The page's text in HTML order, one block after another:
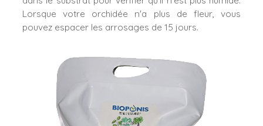
Lorsque votre orchidée n'a plus de fleur, vous
pouvez espacer les arrosages de 15 jours.